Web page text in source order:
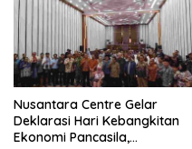
Nusantara Centre Gelar
Deklarasi Hari Kebangkitan
Ekonomi Pancasila,